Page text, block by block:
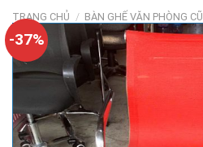
TRANG CHỦ / BÀN GHẾ VĂN PHÒNG CŨ
-37%